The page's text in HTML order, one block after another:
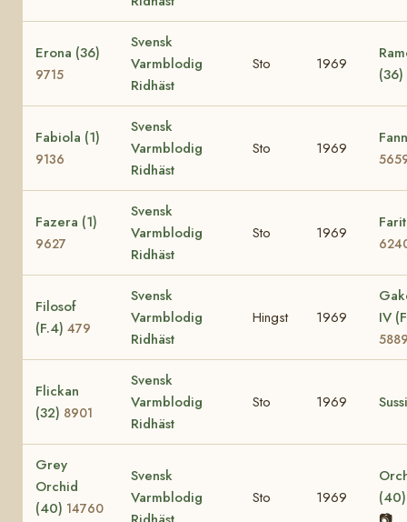
Erona (36)
9715
Svensk
Varmblodig
Ridhäst
Sto 1969
(36)
Fabiola (1)
9136
Svensk
Varmblodig
Ridhäst
Sto 1969
Fazera (1)
9627
Svensk
Varmblodig
Ridhäst
Sto 1969
Filosof
(F.4) 479
Svensk
Varmblodig
Ridhäst
Hingst 1969
IV
Flickan
(32) 8901
Svensk
Varmblodig
Ridhäst
Sto 1969
Grey
Orchid
(40) 14760
Svensk
Varmblodig
Sto 1969